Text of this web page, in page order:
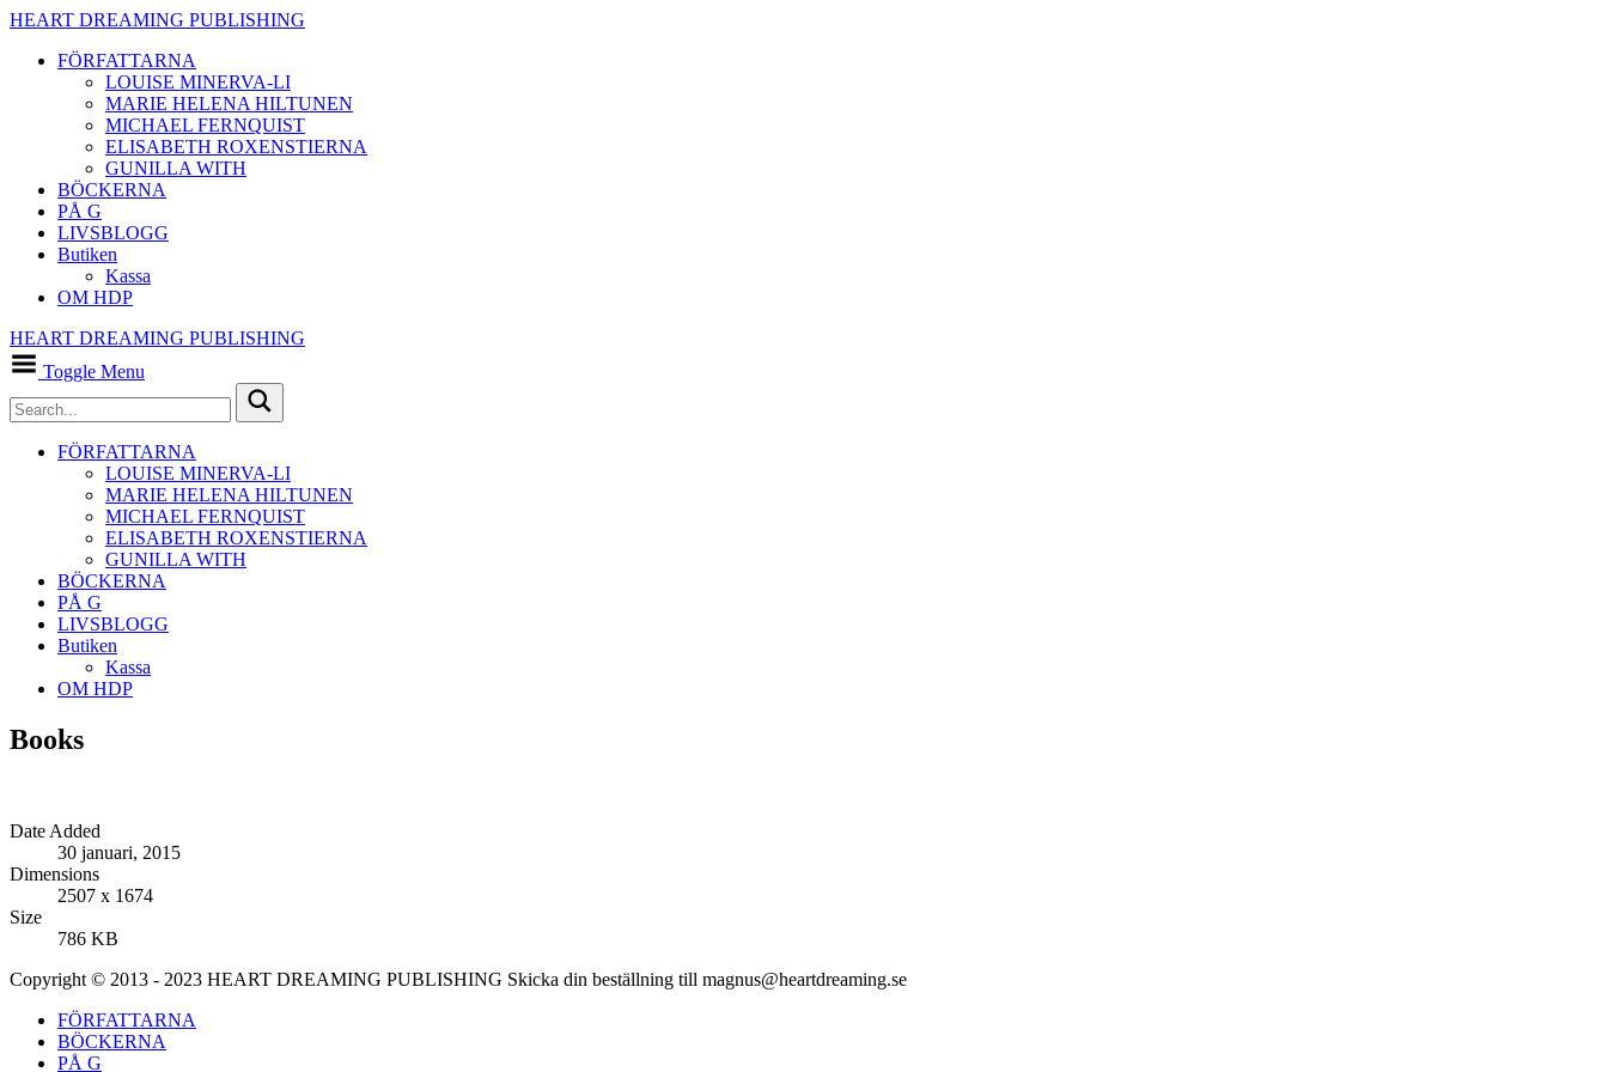
HEART DREAMING PUBLISHING
FÖRFATTARNA
LOUISE MINERVA-LI
MARIE HELENA HILTUNEN
MICHAEL FERNQUIST
ELISABETH ROXENSTIERNA
GUNILLA WITH
BÖCKERNA
PÅ G
LIVSBLOGG
Butiken
Kassa
OM HDP
HEART DREAMING PUBLISHING
Toggle Menu
FÖRFATTARNA
LOUISE MINERVA-LI
MARIE HELENA HILTUNEN
MICHAEL FERNQUIST
ELISABETH ROXENSTIERNA
GUNILLA WITH
BÖCKERNA
PÅ G
LIVSBLOGG
Butiken
Kassa
OM HDP
Books
Date Added
30 januari, 2015
Dimensions
2507 x 1674
Size
786 KB
Copyright © 2013 - 2023 HEART DREAMING PUBLISHING Skicka din beställning till magnus@heartdreaming.se
FÖRFATTARNA
BÖCKERNA
PÅ G